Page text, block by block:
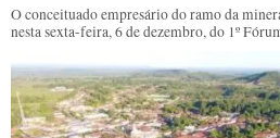
O conceituado empresário do ramo da
nesta sexta-feira, 6 de dezembro, do 1º